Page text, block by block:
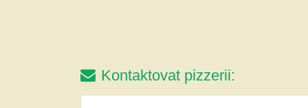
Kontaktovat pizzerii: